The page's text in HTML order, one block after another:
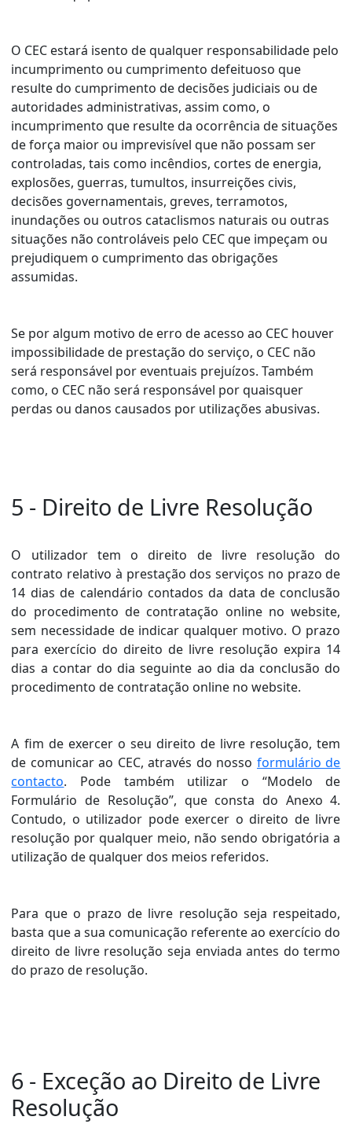
O CEC estará isento de qualquer responsabilidade pelo
incumprimento ou cumprimento defeituoso que
resulte do cumprimento de decisões judiciais ou de
autoridades administrativas, assim como, o
incumprimento que resulte da ocorrência de situações
de força maior ou imprevisível que não possam ser
controladas, tais como incêndios, cortes de energia,
explosões, guerras, tumultos, insurreições civis,
decisões governamentais, greves, terramotos,
inundações ou outros cataclismos naturais ou outras
situações não controláveis pelo CEC que impeçam ou
prejudiquem o cumprimento das obrigações
assumidas.
Se por algum motivo de erro de acesso ao CEC houver
impossibilidade de prestação do serviço, o CEC não
será responsável por eventuais prejuízos. Também
como, o CEC não será responsável por quaisquer
perdas ou danos causados por utilizações abusivas.
5 - Direito de Livre Resolução
O utilizador tem o direito de livre resolução do
contrato relativo à prestação dos serviços no prazo de
14 dias de calendário contados da data de conclusão
do procedimento de contratação online no website,
sem necessidade de indicar qualquer motivo. O prazo
para exercício do direito de livre resolução expira 14
dias a contar do dia seguinte ao dia da conclusão do
procedimento de contratação online no website.
A fim de exercer o seu direito de livre resolução, tem
de comunicar ao CEC, através do nosso formulário de
contacto. Pode também utilizar o “Modelo de
Formulário de Resolução”, que consta do Anexo 4.
Contudo, o utilizador pode exercer o direito de livre
resolução por qualquer meio, não sendo obrigatória a
utilização de qualquer dos meios referidos.
Para que o prazo de livre resolução seja respeitado,
basta que a sua comunicação referente ao exercício do
direito de livre resolução seja enviada antes do termo
do prazo de resolução.
6 - Exceção ao Direito de Livre
Resolução